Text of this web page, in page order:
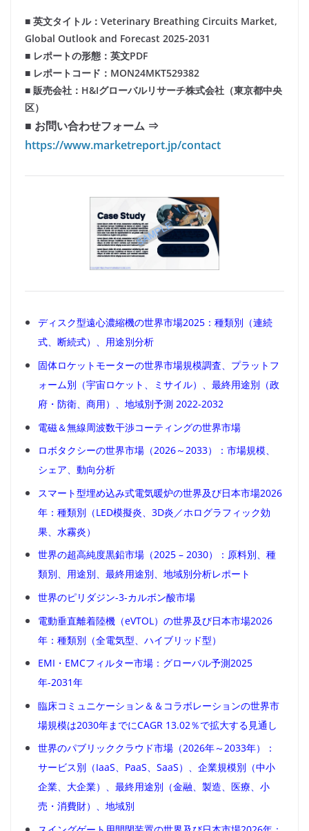
■ 英文タイトル：Veterinary Breathing Circuits Market,
Global Outlook and Forecast 2025-2031
■ レポートの形態：英文PDF
■ レポートコード：MON24MKT529382
■ 販売会社：H&Iグローバルリサーチ株式会社（東京都中央
区）
■ お問い合わせフォーム ⇒
https://www.marketreport.jp/contact
ディスク型遠心濃縮機の世界市場2025：種類別（連続
式、断続式）、用途別分析
固体ロケットモーターの世界市場規模調査、プラットフ
ォーム別（宇宙ロケット、ミサイル）、最終用途別（政
府・防衛、商用）、地域別予測 2022-2032
電磁＆無線周波数干渉コーティングの世界市場
ロボタクシーの世界市場（2026～2033）：市場規模、
シェア、動向分析
スマート型埋め込み式電気暖炉の世界及び日本市場2026
年：種類別（LED模擬炎、3D炎／ホログラフィック効
果、水霧炎）
世界の超高純度黒鉛市場（2025 – 2030）：原料別、種
類別、用途別、最終用途別、地域別分析レポート
世界のピリダジン-3-カルボン酸市場
電動垂直離着陸機（eVTOL）の世界及び日本市場2026
年：種類別（全電気型、ハイブリッド型）
EMI・EMCフィルター市場：グローバル予測2025
年-2031年
臨床コミュニケーション＆＆コラボレーションの世界市
場規模は2030年までにCAGR 13.02％で拡大する見通し
世界のパブリッククラウド市場（2026年～2033年）：
サービス別（IaaS、PaaS、SaaS）、企業規模別（中小
企業、大企業）、最終用途別（金融、製造、医療、小
売・消費財）、地域別